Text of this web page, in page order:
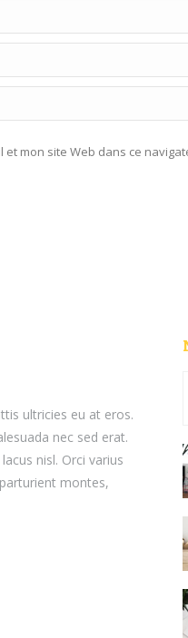
et mon site Web dans ce
ultricies eu at eros.
nec sed erat.
nisl. Orci varius
montes,